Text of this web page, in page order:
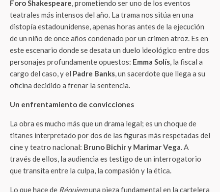
Foro Shakespeare, prometiendo ser uno de los eventos
teatrales más intensos del año. La trama nos sitúa en una
distopía estadounidense, apenas horas antes de la ejecución
de un niño de once años condenado por un crimen atroz. Es en
este escenario donde se desata un duelo ideológico entre dos
personajes profundamente opuestos: Emma Solís, la fiscal a
cargo del caso, y el Padre Banks, un sacerdote que llega a su
oficina decidido a frenar la sentencia.
Un enfrentamiento de convicciones
La obra es mucho más que un drama legal; es un choque de
titanes interpretado por dos de las figuras más respetadas del
cine y teatro nacional: Bruno Bichir y Marimar Vega. A
través de ellos, la audiencia es testigo de un interrogatorio
que transita entre la culpa, la compasión y la ética.
Lo que hace de Réquiemuna pieza fundamental en la cartelera